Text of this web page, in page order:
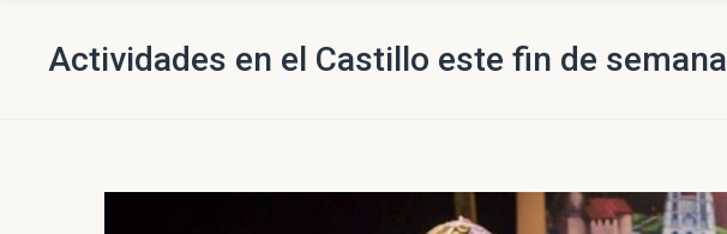
Actividades en el Castillo este fin de semana